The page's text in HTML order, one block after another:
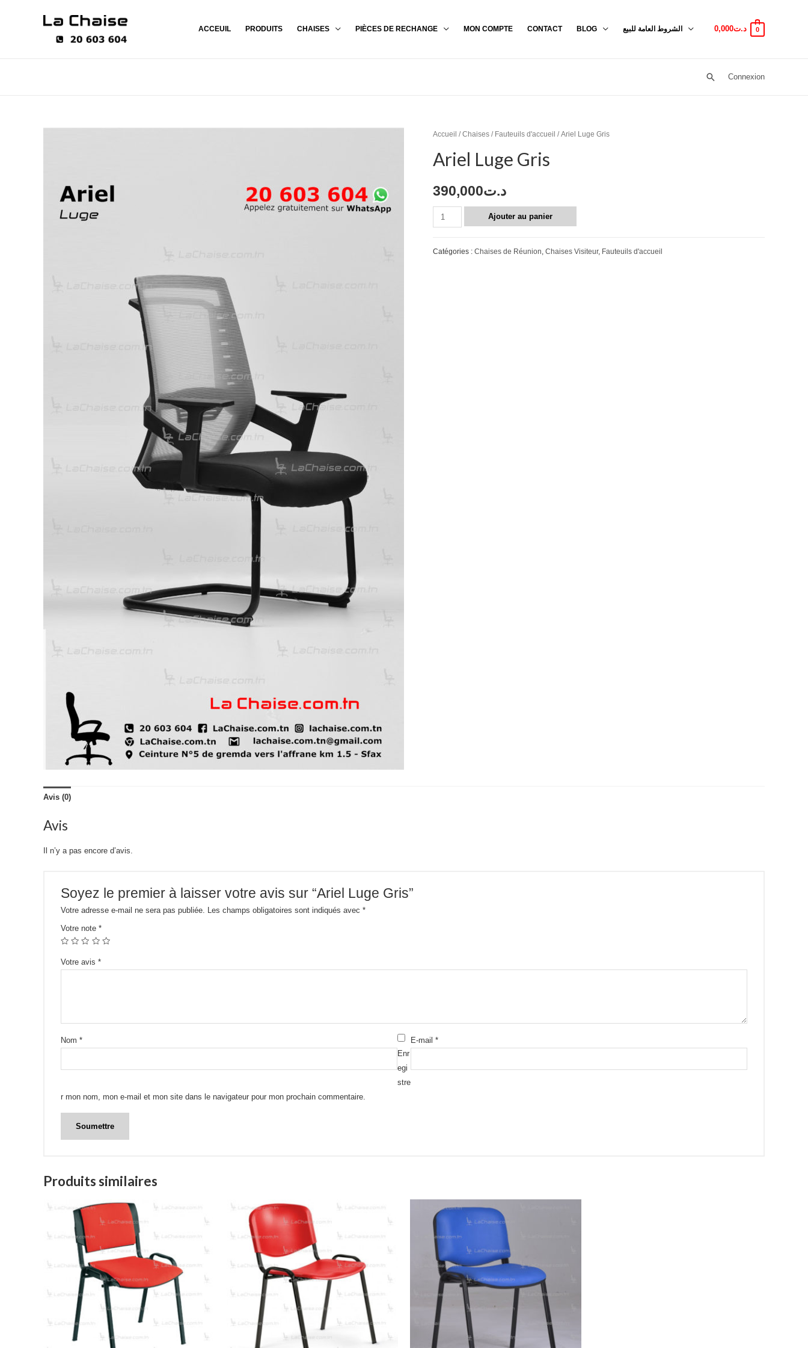
ACCEUIL PRODUITS CHAISES PIÈCES DE RECHANGE MON COMPTE CONTACT BLOG الشروط العامة للبيع د.ت0,000 0
Connexion
Accueil /Chaises / Fauteuils d'accueil / Ariel Luge Gris
Ariel Luge Gris
د.ت390,000
Ajouter au panier
Catégories : Chaises de Réunion Chaises Visiteur, Fauteuils d'accueil
Avis (0)
Avis
Il n’y a pas encore d’avis.
Soyez le premier à laisser votre avis sur “Ariel Luge Gris”
Votre adresse e-mail ne sera pas publiée. Les champs obligatoires sont indiqués avec *
Votre note *
Votre avis *
Nom * E-mail*
Enr
egi
stre
r mon nom, mon e-mail et mon site dans le navigateur pour mon prochain commentaire.
Produits similaires